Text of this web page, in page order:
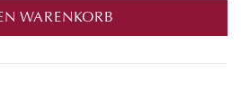
WARENKORB